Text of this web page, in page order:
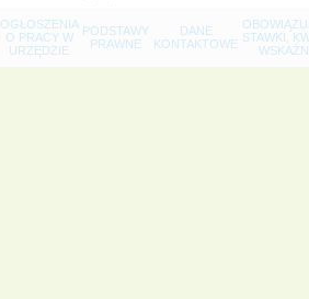
OGŁOSZENIA
O PRACY W
URZĘDZIE
PODSTAWY
PRAWNE
DANE
KONTAKTOWE STAWKI,